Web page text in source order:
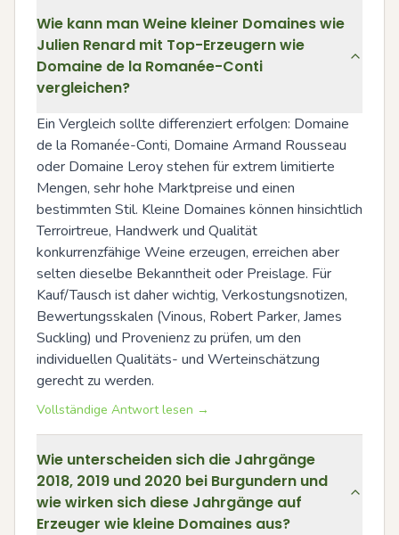
Wie kann man Weine kleiner Domaines wie
Julien Renard mit Top-Erzeugern wie
Domaine de la Romanée-Conti
vergleichen?
Ein Vergleich sollte differenziert erfolgen: Domaine
de la Romanée-Conti, Domaine Armand Rousseau
oder Domaine Leroy stehen für extrem limitierte
Mengen, sehr hohe Marktpreise und einen
bestimmten Stil. Kleine Domaines können hinsichtlich
Terroirtreue, Handwerk und Qualität
konkurrenzfähige Weine erzeugen, erreichen aber
selten dieselbe Bekanntheit oder Preislage. Für
Kauf/Tausch ist daher wichtig, Verkostungsnotizen,
Bewertungsskalen (Vinous, Robert Parker, James
Suckling) und Provenienz zu prüfen, um den
individuellen Qualitäts- und Werteinschätzung
gerecht zu werden.
Vollständige Antwort lesen →
Wie unterscheiden sich die Jahrgänge
2018, 2019 und 2020 bei Burgundern und
wie wirken sich diese Jahrgänge auf
Erzeuger wie kleine Domaines aus?